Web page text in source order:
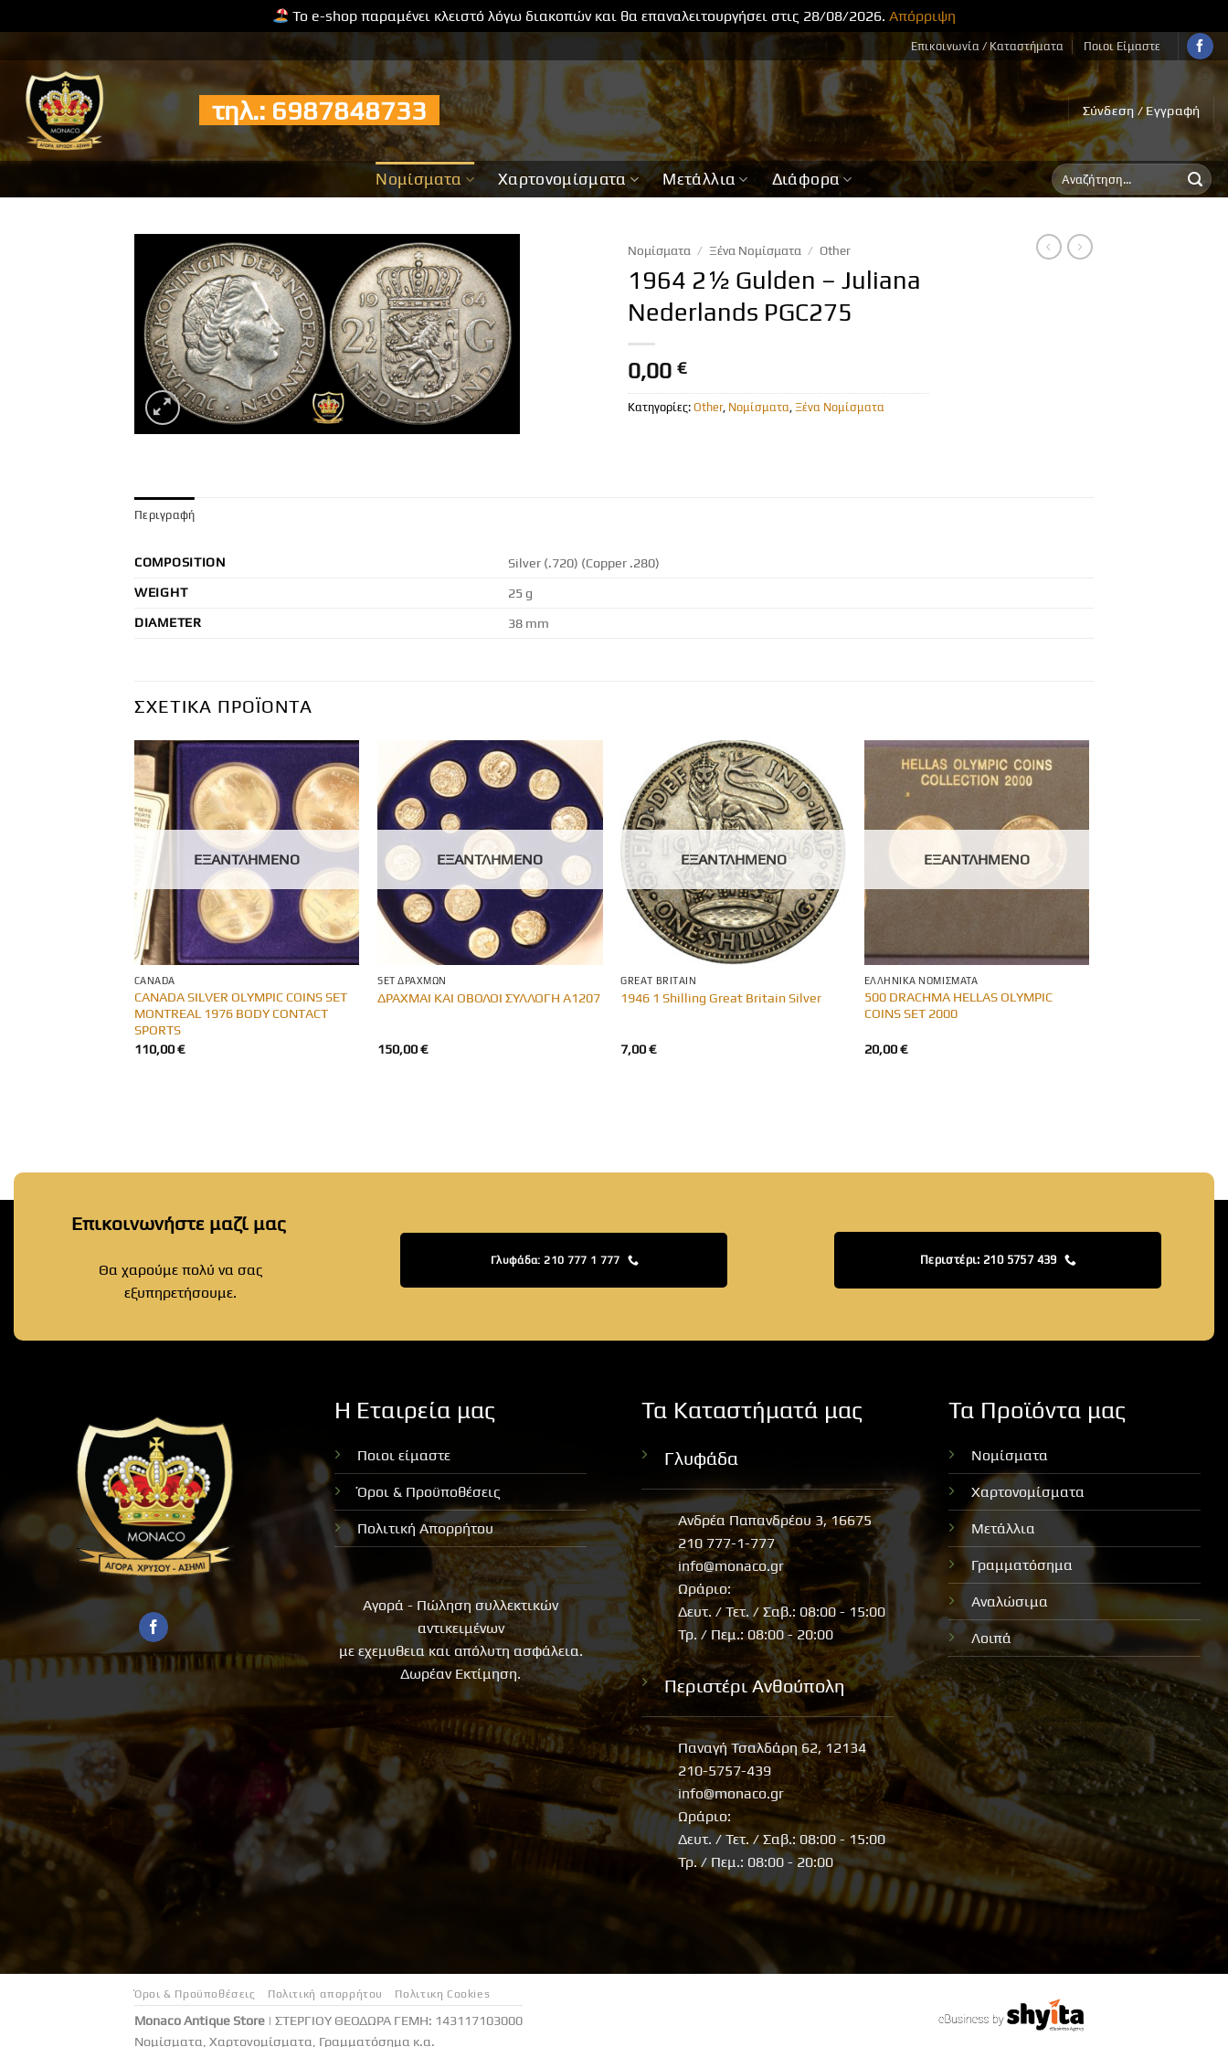
Το e-shop παραμένει κλειστό λόγω διακοπών και θα επαναλειτουργήσει στις 28/08/2026.Απόρριψη
στο
περιεχόμενο
Επικοινωνία / Καταστήματα Ποιοι Είμαστε
τηλ.: 6987848733 Σύνδεση / Εγγραφή
Νομίσματα Χαρτονομίσματα Μετάλλια Διάφορα
Αναζήτηση
για:
Νομίσματα / Ξένα Νομίσματα / Other
1964 2½ Gulden – Juliana
Nederlands PGC275
0,00 €
Κατηγορίες: Other, Νομίσματα Ξένα Νομίσματα
Περιγραφή
COMPOSITION
Silver (.720) (Copper .280)
WEIGHT
25 g
DIAMETER
38 mm
ΣΧΕΤΙΚΆ ΠΡΟΪΌΝΤΑ
ΕΞΑΝΤΛΗΜΈΝΟ
CANADA
CANADA SILVER OLYMPIC COINS SET
MONTREAL 1976 BODY CONTACT
SPORTS
110,00€
ΕΞΑΝΤΛΗΜΈΝΟ
SET ΔΡΑΧΜΏΝ
ΔΡΑΧΜΑΙ ΚΑΙ ΟΒΟΛΟΙ ΣΥΛΛΟΓΗ Α1207
150,00€
ΕΞΑΝΤΛΗΜΈΝΟ
GREAT BRITAIN
1946 1 Shilling Great Britain Silver
7,00€
ΕΞΑΝΤΛΗΜΈΝΟ
ΕΛΛΗΝΙΚΆ ΝΟΜΊΣΜΑΤΑ
500 DRACHMA HELLAS OLYMPIC
COINS SET 2000
20,00€
Επικοινωνήστε μαζί μας
Θα χαρούμε πολύ να σας
εξυπηρετήσουμε.
Γλυφάδα: 210 777 1 777 Περιστέρι: 210 5757 439
Η Εταιρεία μας
Ποιοι είμαστε
Όροι & Προϋποθέσεις
Πολιτική Απορρήτου
Αγορά - Πώληση συλλεκτικών
αντικειμένων
με εχεμυθεια και απόλυτη ασφάλεια.
Δωρέαν Εκτίμηση.
Τα Καταστήματά μας
Γλυφάδα
Ανδρέα Παπανδρέου 3, 16675
210 777-1-777
info@monaco.gr
Ωράριο:
Δευτ. / Τετ. / Σαβ.: 08:00 - 15:00
Τρ. / Πεμ.: 08:00 - 20:00
Περιστέρι Ανθούπολη
Παναγή Τσαλδάρη 62, 12134
210-5757-439
info@monaco.gr
Ωράριο:
Δευτ. / Τετ. / Σαβ.: 08:00 - 15:00
Τρ. / Πεμ.: 08:00 - 20:00
Τα Προϊόντα μας
Νομίσματα
Χαρτονομίσματα
Μετάλλια
Γραμματόσημα
Αναλώσιμα
Λοιπά
Όροι & Προϋποθέσεις Πολιτική απορρήτου Πολιτικη Cookies
Monaco Antique Store | ΣΤΕΡΓΙΟΥ ΘΕΟΔΩΡΑ ΓΕΜΗ: 143117103000
Νομίσματα, Χαρτονομίσματα, Γραμματόσημα κ.α.